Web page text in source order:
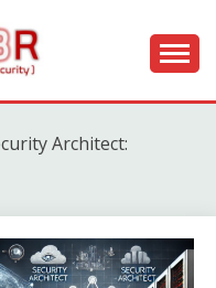
Architect: